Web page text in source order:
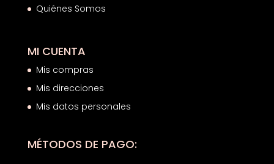
Quiénes Somos
MI CUENTA
Mis compras
Mis direcciones
Mis datos personales
MÉTODOS DE PAGO: